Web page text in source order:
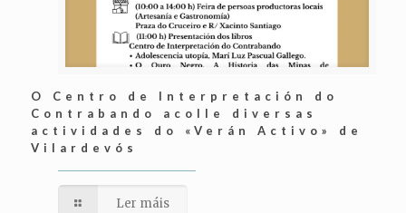
O Centro de Interpretación do
Contrabando acolle diversas
actividades do «Verán Activo» de
Vilardevós
Ler máis